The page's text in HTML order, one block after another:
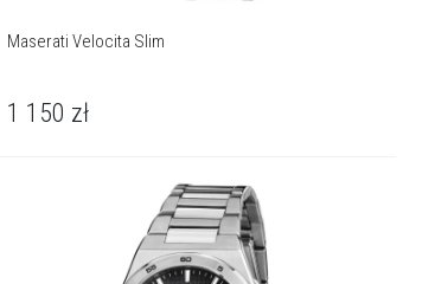
Maserati Velocita Slim
1 150 zł